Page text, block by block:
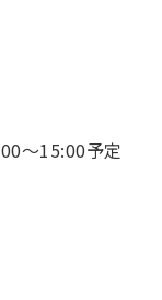
～15:00予定